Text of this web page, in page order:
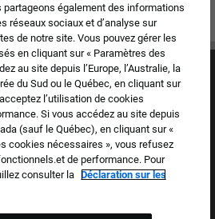
et valeurs
Nos marques
FAQ
partageons également des informations
réseaux sociaux et d’analyse sur
de notre site. Vous pouvez gérer les
en cliquant sur « Paramètres des
au site depuis l’Europe, l’Australie, la
du Sud ou le Québec, en cliquant sur
l’utilisation de cookies
Si vous accédez au site depuis
(sauf le Québec), en cliquant sur «
cookies nécessaires », vous refusez
de performance. Pour
consulter la Déclaration sur les